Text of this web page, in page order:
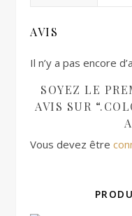
AVIS
Il n’y a pas encore
SOYEZ LE
AVIS SUR
Vous devez être